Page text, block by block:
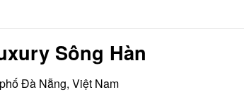
Sông Hàn
Đà Nẵng, Việt Nam